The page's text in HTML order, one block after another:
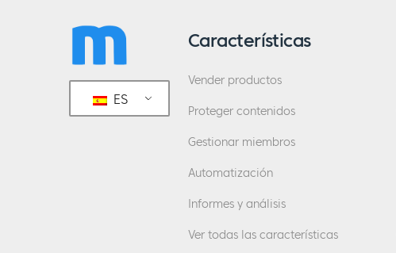
ES
Características
Vender productos
Proteger contenidos
Gestionar miembros
Automatización
Informes y análisis
Ver todas las características